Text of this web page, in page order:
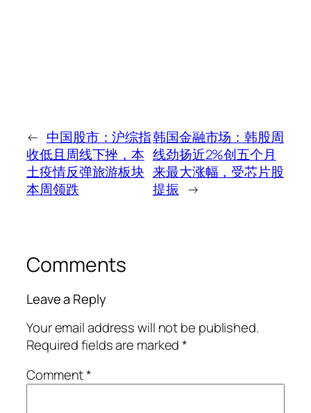
← 中国股市：沪综指
收低且周线下挫，本
土疫情反弹旅游板块
本周领跌
韩国金融市场：韩股周
线劲扬近2%创五个月
来最大涨幅，受芯片股
提振 →
Comments
Leave a Reply
Your email address will not be published.
Required fields are marked*
Comment*